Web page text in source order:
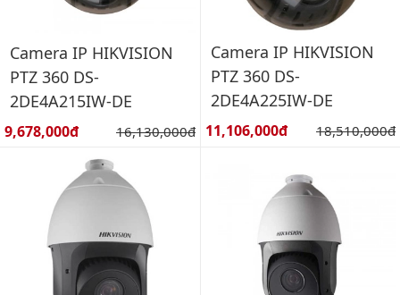
Camera IP HIKVISION
PTZ 360 DS-
2DE4A215IW-DE
Giá bán:
9,678,000đ Giá gốc:
16,130,000đ
Camera IP HIKVISION
PTZ 360 DS-
2DE4A225IW-DE
Giá bán:
11,106,000đ Giá gốc:
18,510,000đ